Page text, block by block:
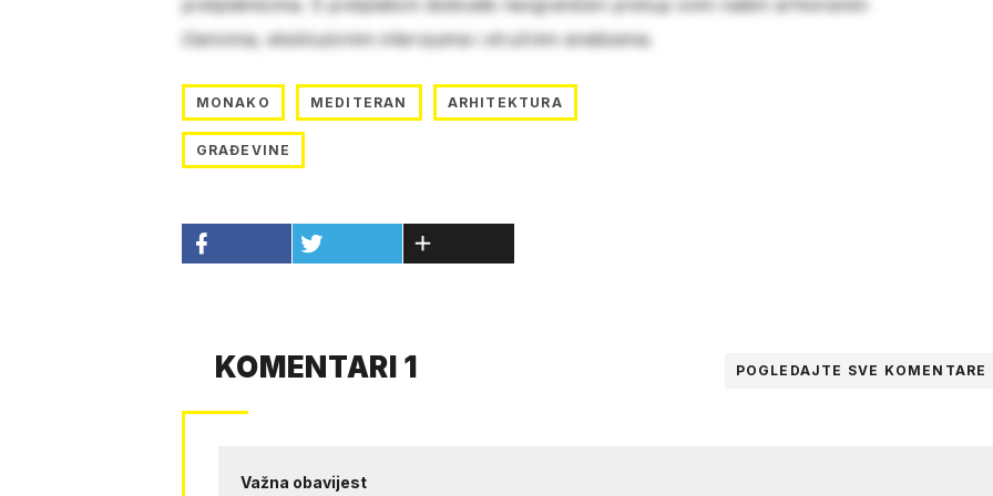
pretplatnicima. S pretplatom dobivate neograničen pristup svim našim arhiviranim
člancima, ekskluzivnim intervjuima i stručnim analizama.
MONAKO MEDITERAN ARHITEKTURA
GRAĐEVINE
KOMENTARI 1 POGLEDAJTE SVE KOMENTARE
Važna obavijest